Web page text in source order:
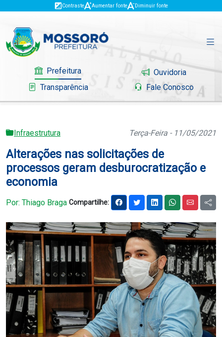
Contraste Aumentar fonte Diminuir fonte
Prefeitura
Ouvidoria
Transparência
Fale Conosco
Governo
Mossoró
Serviços
Portal do Contribuinte
Notícias
Carta de Serviço
PESQUISAR
Infraestrutura Terça-Feira - 11/05/2021
Alterações nas solicitações de
processos geram desburocratização e
economia
Por: Thiago Braga Compartilhe: